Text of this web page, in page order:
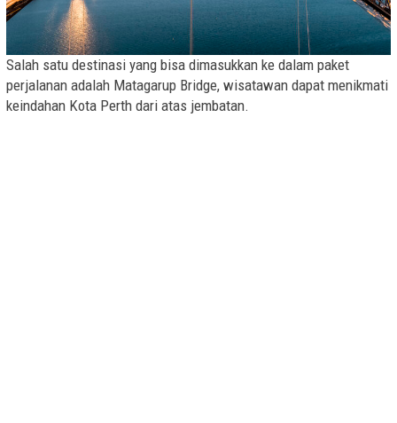
Salah satu destinasi yang bisa dimasukkan ke dalam paket
perjalanan adalah Matagarup Bridge, wisatawan dapat menikmati
keindahan Kota Perth dari atas jembatan.